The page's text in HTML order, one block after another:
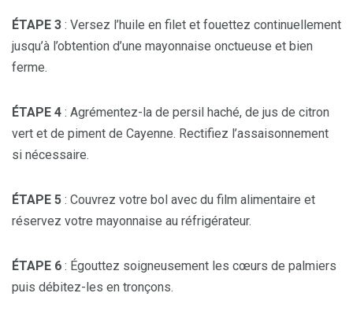
ÉTAPE 3 : Versez l’huile en filet et fouettez continuellement
jusqu’à l’obtention d’une mayonnaise onctueuse et bien
ferme.
ÉTAPE 4 : Agrémentez-la de persil haché, de jus de citron
vert et de piment de Cayenne. Rectifiez l’assaisonnement
si nécessaire.
ÉTAPE 5 : Couvrez votre bol avec du film alimentaire et
réservez votre mayonnaise au réfrigérateur.
ÉTAPE 6 : Égouttez soigneusement les cœurs de palmiers
puis débitez-les en tronçons.